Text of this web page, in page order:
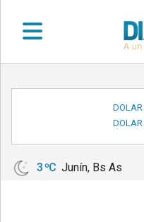
•
LOCALES
•
DOLAR
DOLAR
3 ºC Junín, Bs As